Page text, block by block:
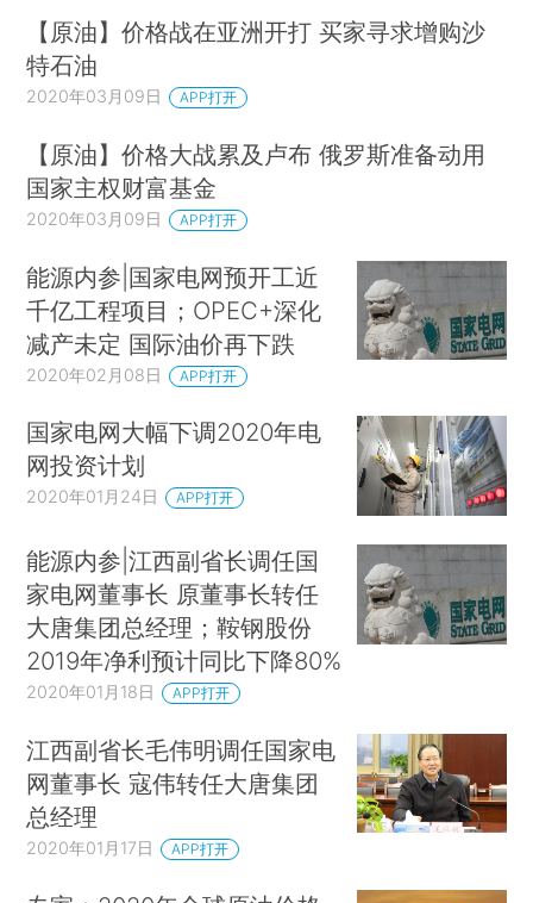
【原油】价格战在亚洲开打 买家寻求增购沙
特石油
2020年03月09日 APP打开
【原油】价格大战累及卢布 俄罗斯准备动用
国家主权财富基金
2020年03月09日 APP打开
能源内参|国家电网预开工近
千亿工程项目；OPEC+深化
减产未定 国际油价再下跌
2020年02月08日 APP打开
国家电网大幅下调2020年电
网投资计划
2020年01月24日 APP打开
能源内参|江西副省长调任国
家电网董事长 原董事长转任
大唐集团总经理；鞍钢股份
2019年净利预计同比下降80%
2020年01月18日 APP打开
江西副省长毛伟明调任国家电
网董事长 寇伟转任大唐集团
总经理
2020年01月17日 APP打开